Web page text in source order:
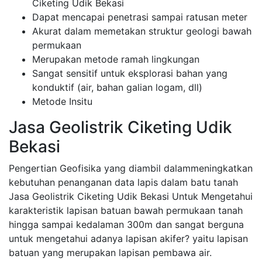
Ciketing Udik Bekasi
Dapat mencapai penetrasi sampai ratusan meter
Akurat dalam memetakan struktur geologi bawah
permukaan
Merupakan metode ramah lingkungan
Sangat sensitif untuk eksplorasi bahan yang
konduktif (air, bahan galian logam, dll)
Metode Insitu
Jasa Geolistrik Ciketing Udik
Bekasi
Pengertian Geofisika yang diambil dalammeningkatkan
kebutuhan penanganan data lapis dalam batu tanah
Jasa Geolistrik Ciketing Udik Bekasi Untuk Mengetahui
karakteristik lapisan batuan bawah permukaan tanah
hingga sampai kedalaman 300m dan sangat berguna
untuk mengetahui adanya lapisan akifer? yaitu lapisan
batuan yang merupakan lapisan pembawa air.